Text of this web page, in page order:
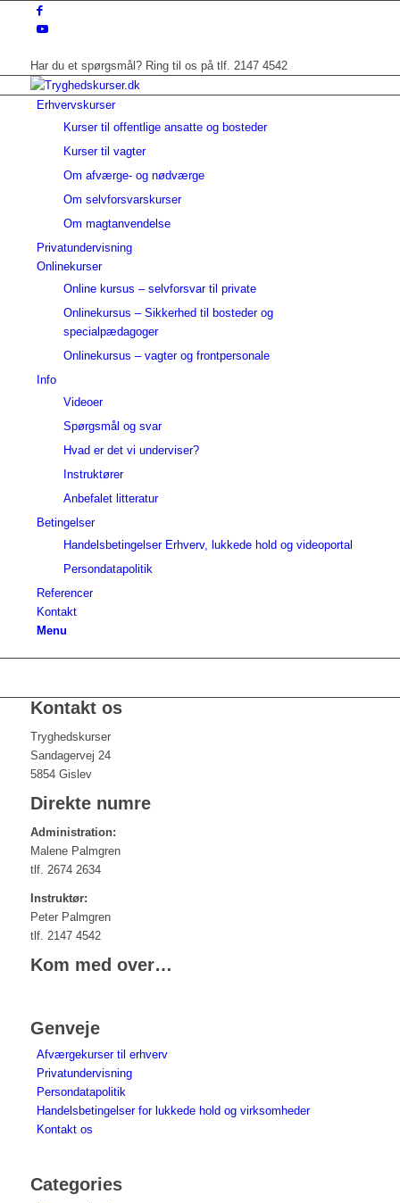
Har du et spørgsmål? Ring til os på tlf. 2147 4542
Erhvervskurser
Kurser til offentlige ansatte og bosteder
Kurser til vagter
Om afværge- og nødværge
Om selvforsvarskurser
Om magtanvendelse
Privatundervisning
Onlinekurser
Online kursus – selvforsvar til private
Onlinekursus – Sikkerhed til bosteder og
specialpædagoger
Onlinekursus – vagter og frontpersonale
Info
Videoer
Spørgsmål og svar
Hvad er det vi underviser?
Instruktører
Anbefalet litteratur
Betingelser
Handelsbetingelser Erhverv, lukkede hold og videoportal
Persondatapolitik
Referencer
Kontakt
Menu
Kontakt os
Tryghedskurser
Sandagervej 24
5854 Gislev
Direkte numre
Administration:
Malene Palmgren
tlf. 2674 2634
Instruktør:
Peter Palmgren
tlf. 2147 4542
Kom med over…
Genveje
Afværgekurser til erhverv
Privatundervisning
Persondatapolitik
Handelsbetingelser for lukkede hold og virksomheder
Kontakt os
Categories